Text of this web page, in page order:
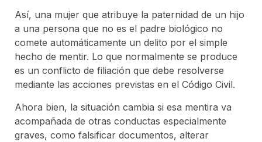
Así, una mujer que atribuye la paternidad de un hijo
a una persona que no es el padre biológico no
comete automáticamente un delito por el simple
hecho de mentir. Lo que normalmente se produce
es un conflicto de filiación que debe resolverse
mediante las acciones previstas en el Código Civil.
Ahora bien, la situación cambia si esa mentira va
acompañada de otras conductas especialmente
graves, como falsificar documentos, alterar